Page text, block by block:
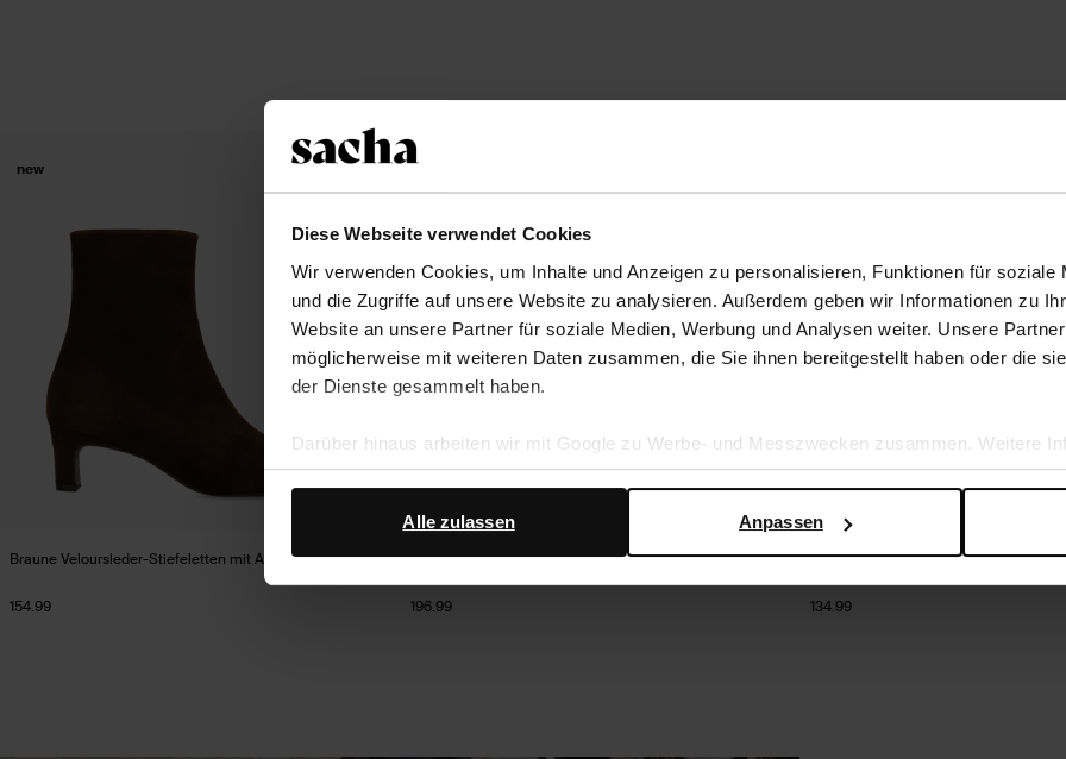
Diese Webseite verwendet Cookies
Wir verwenden Cookies, um Inhalte und Anzeigen zu personalisieren, Funktionen für soziale
und die Zugriffe auf unsere Website zu analysieren. Außerdem geben wir Informationen zu
Website an unsere Partner für soziale Medien, Werbung und Analysen weiter. Unsere
möglicherweise mit weiteren Daten zusammen, die Sie ihnen bereitgestellt haben oder die
der Dienste gesammelt haben.
Darüber hinaus arbeiten wir mit Google zu Werbe- und Messzwecken zusammen. Weitere
Google Ihre personenbezogenen Daten verwendet, finden Sie auf derSeite zur
Anpassen
Alle zulassen
Braune Veloursleder-Stiefeletten mit Absatz
154.99
new
Beigefarbene Veloursleder-Stiefeletten mit Absatz
196.99
new
Braune Veloursleder-Stiefeletten mit
134.99